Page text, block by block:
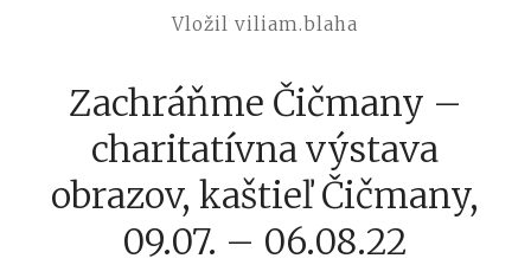
Vložil viliam.blaha
Zachráňme Čičmany –
charitatívna výstava
obrazov, kaštieľ Čičmany,
09.07. – 06.08.22